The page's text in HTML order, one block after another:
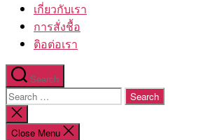
เกี่ยวกับเรา
การสั่งชื้อ
ติอต่อเรา
Search
Search
for:
Close
search
Close Menu